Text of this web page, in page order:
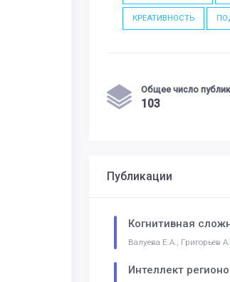
КРЕАТИВНОСТЬ
Общее число
103
Публикации
Когнитивная
Валуева Е.А., Григорьев
Интеллект